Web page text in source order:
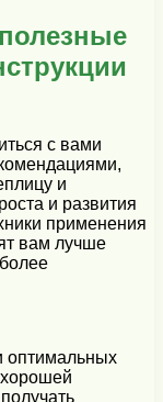
с вами
и
и развития
применения
вам лучше
оптимальных